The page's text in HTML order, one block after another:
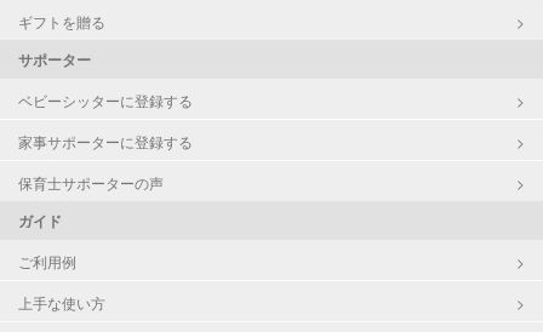
ギフトを贈る
サポーター
ベビーシッターに登録する
家事サポーターに登録する
保育士サポーターの声
ガイド
ご利用例
上手な使い方